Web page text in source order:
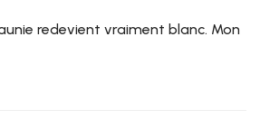
redevient vraiment blanc. Mon